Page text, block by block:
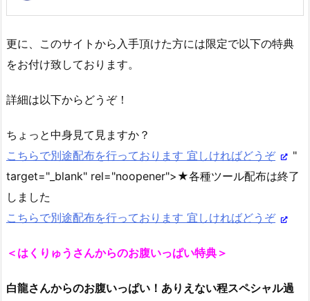
更に、このサイトから入手頂けた方には限定で以下の特典
をお付け致しております。
詳細は以下からどうぞ！
ちょっと中身見て見ますか？
こちらで別途配布を行っております 宜しければどうぞ
"
target="_blank" rel="noopener">★各種ツール配布は終了
しました
こちらで別途配布を行っております 宜しければどうぞ
＜はくりゅうさんからのお腹いっぱい特典＞
白龍さんからのお腹いっぱい！ありえない程スペシャル過